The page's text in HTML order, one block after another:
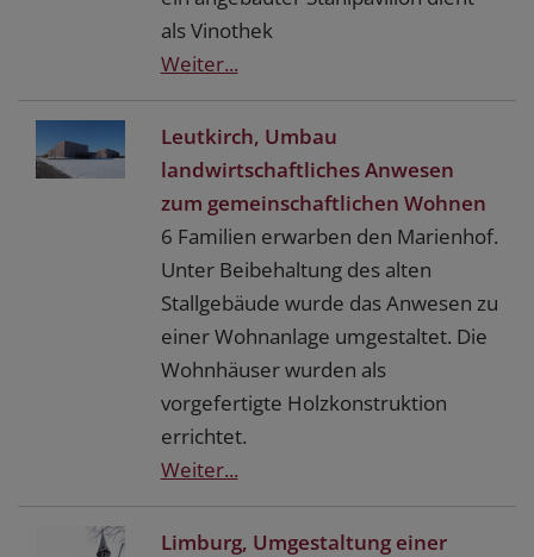
als Vinothek
Weiter...
Leutkirch, Umbau
landwirtschaftliches Anwesen
zum gemeinschaftlichen Wohnen
6 Familien erwarben den Marienhof.
Unter Beibehaltung des alten
Stallgebäude wurde das Anwesen zu
einer Wohnanlage umgestaltet. Die
Wohnhäuser wurden als
vorgefertigte Holzkonstruktion
errichtet.
Weiter...
Limburg, Umgestaltung einer